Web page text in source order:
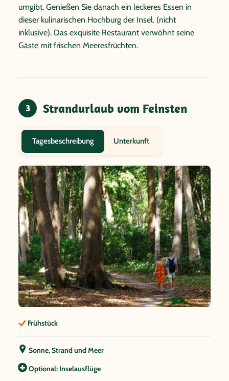
umgibt. Genießen Sie danach ein leckeres Essen in
dieser kulinarischen Hochburg der Insel. (nicht
inklusive). Das exquisite Restaurant verwöhnt seine
Gäste mit frischen Meeresfrüchten.
3 Strandurlaub vom Feinsten
Tagesbeschreibung Unterkunft
Frühstück
Sonne, Strand und Meer
Optional: Inselausflüge